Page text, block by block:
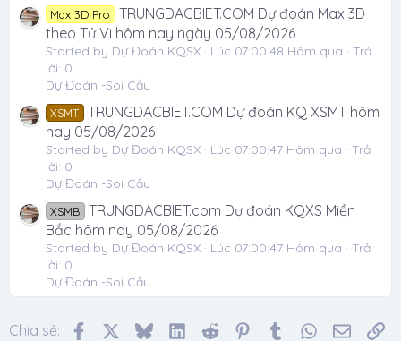
Max 3D Pro
TRUNGDACBIET.COM Dự đoán Max 3D
theo Tử Vi hôm nay ngày 05/08/2026
Started by Dự Đoán KQSX Lúc 07:00:48 Hôm qua
Trả
lời: 0
Dự Đoán -Soi Cầu
XSMT TRUNGDACBIET.COM Dự đoán KQ XSMT hôm
nay 05/08/2026
Started by Dự Đoán KQSX Lúc 07:00:47 Hôm qua
Trả
lời: 0
Dự Đoán -Soi Cầu
XSMB
TRUNGDACBIET.com Dự đoán KQXS Miền
Bắc hôm nay 05/08/2026
Started by Dự Đoán KQSX Lúc 07:00:47 Hôm qua
Trả
lời: 0
Dự Đoán -Soi Cầu
Chia sẻ: FacebookBlueskyLinkedIn
Reddit Pinterest
Tumblr WhatsApp
Email